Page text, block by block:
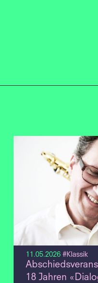
11.05.2026#Klassik
18 Jahren